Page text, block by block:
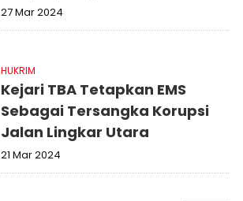
Plat Merah
27 Mar 2024
HUKRIM
Kejari TBA Tetapkan EMS
Sebagai Tersangka Korupsi
Jalan Lingkar Utara
21 Mar 2024